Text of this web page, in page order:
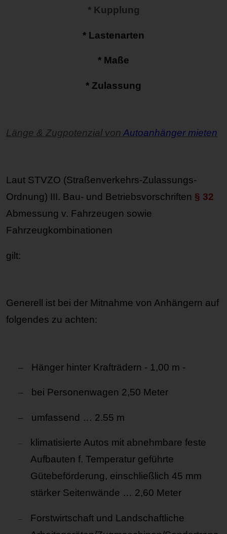
* Kupplung
* Lastenarten
* Maße
* Zulassung
Länge & Zugpotenzial von Autoanhänger mieten
Laut STVZO (Straßenverkehrs-Zulassungs-
Ordnung) III. Bau- und Betriebsvorschriften § 32
Abmessung v. Fahrzeugen sowie
Fahrzeugkombinationen
gilt:
Generell ist bei der Mitnahme von Anhängern auf
folgendes zu achten:
– Hänger hinter Krafträdern - 1,00 m -
– bei Personenwagen 2,50 Meter
– umfassend … 2.55 m
–
klimatisierte Autos mit abnehmbare feste
Aufbauten f. Temperatur geführte
Gütebeförderung, einschließlich 45 mm
stärker Seitenwände … 2,60 Meter
–
Forstwirtschaft und Landschaftliche